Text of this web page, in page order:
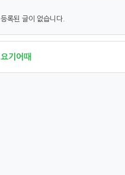
등록된 글이 없습니다.
요기어때